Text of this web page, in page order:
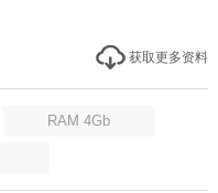
获取更多资料
RAM 4Gb